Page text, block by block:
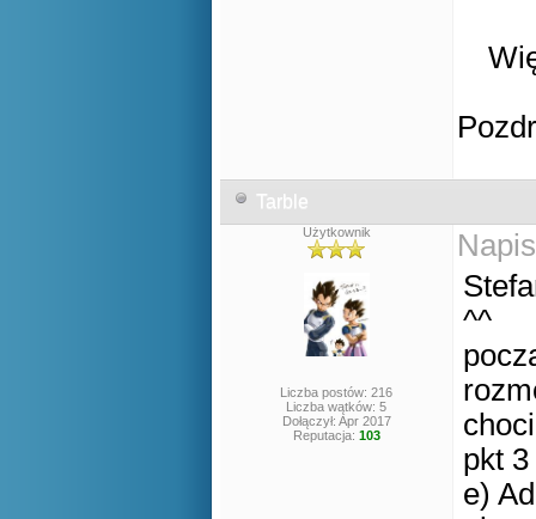
Tarble
Użytkownik
Liczba postów: 216
Liczba wątków: 5
Dołączył: Apr 2017
Reputacja: 103
^^
pkt 3
e)